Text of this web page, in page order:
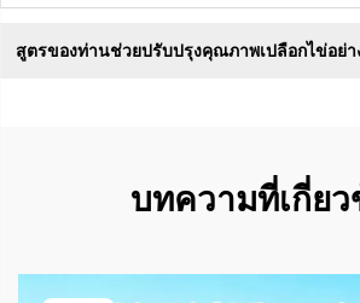
สูตรของท่านช่วยปรับปรุงคุณภาพเปลือกไข่อย่า
บทความที่เกี่ยว